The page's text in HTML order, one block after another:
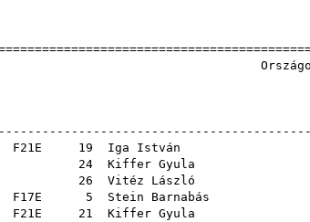
F21E 19
Iga István
24
Kiffer Gyula
26
Vitéz László
5
Stein Barnabás
21
Kiffer Gyula